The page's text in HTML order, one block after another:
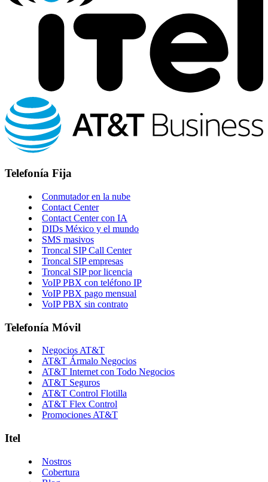
Telefonía Fija
Conmutador en la nube
Contact Center
Contact Center con IA
DIDs México y el mundo
SMS masivos
Troncal SIP Call Center
Troncal SIP empresas
Troncal SIP por licencia
VoIP PBX con teléfono IP
VoIP PBX pago mensual
VoIP PBX sin contrato
Telefonía Móvil
Negocios AT&T
AT&T Ármalo Negocios
AT&T Internet con Todo Negocios
AT&T Seguros
AT&T Control Flotilla
AT&T Flex Control
Promociones AT&T
Itel
Nostros
Cobertura